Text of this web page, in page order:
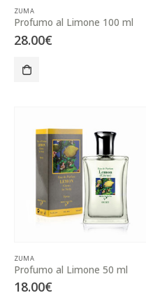
ZUMA
Profumo al Limone 100 ml
28.00€
ZUMA
Profumo al Limone 50 ml
18.00€